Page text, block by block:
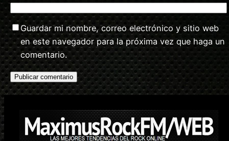
Guardar mi nombre, correo electrónico y sitio web
en este navegador para la próxima vez que haga un
comentario.